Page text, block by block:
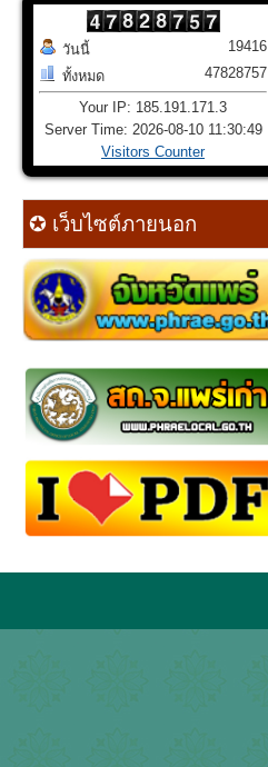
วันนี้
ทั้งหมด
19416
47828757
Your IP: 185.191.171.3
Server Time: 2026-08-10 11:30:49
Visitors Counter
✪ เว็บไซต์ภายนอก